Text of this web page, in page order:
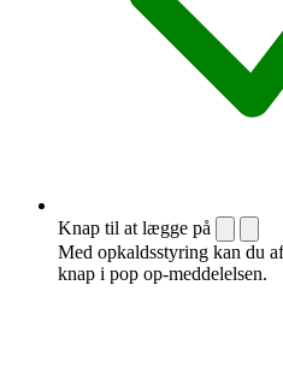
Knap til at lægge på
Med opkaldsstyring kan du
knap i pop op-meddelelsen.